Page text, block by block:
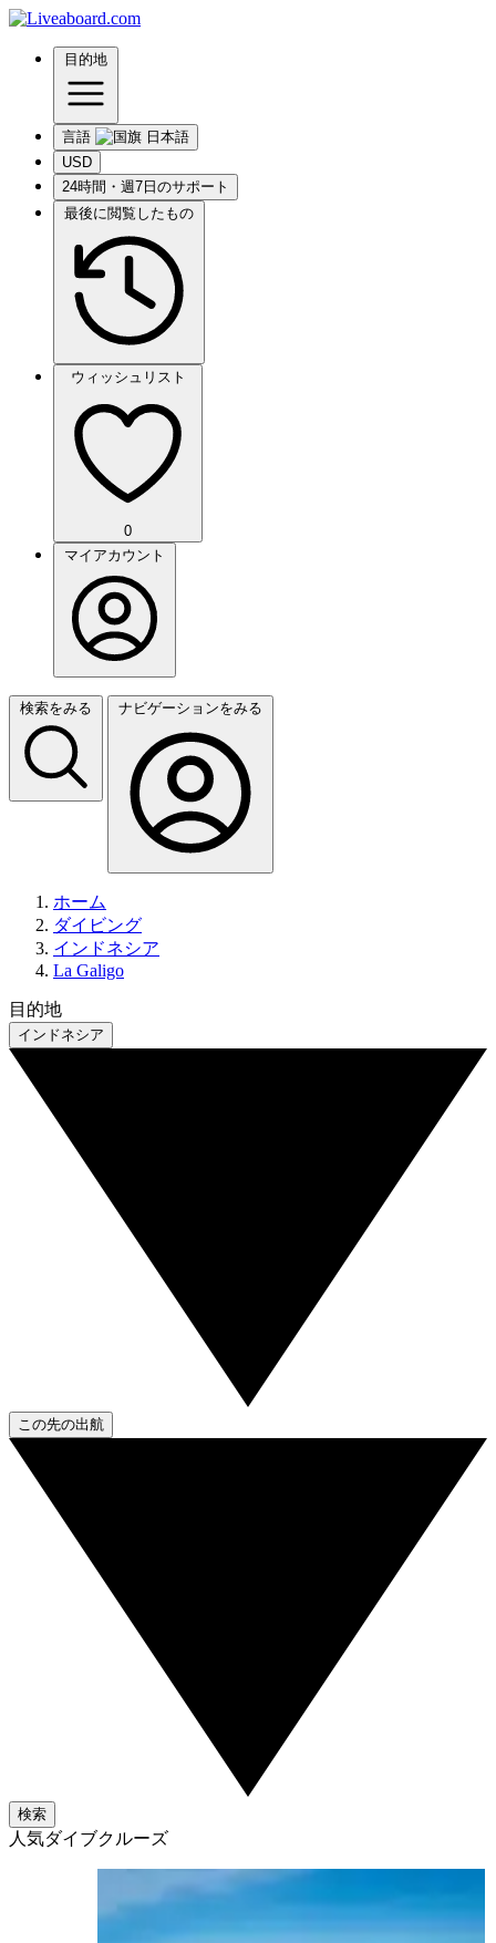
目的地
言語
USD
24時間・週7日のサポート
最後に閲覧したもの
ウィッシュリスト
0
マイアカウント
検索をみる ナビゲーションをみる
ホーム
ダイビング
インドネシア
La Galigo
目的地
インドネシア
この先の出航
検索
人気ダイブクルーズ